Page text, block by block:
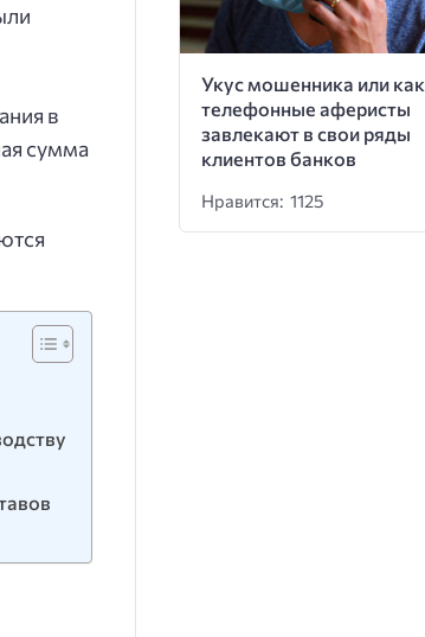
в
сумма
Укус мошенника или как
телефонные аферисты
завлекают в свои ряды
клиентов банков
Нравится: 1125